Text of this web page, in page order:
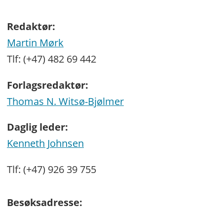
Redaktør:
Martin Mørk
Tlf: (+47) 482 69 442
Forlagsredaktør:
Thomas N. Witsø-Bjølmer
Daglig leder:
Kenneth Johnsen
Tlf: (+47) 926 39 755
Besøksadresse: